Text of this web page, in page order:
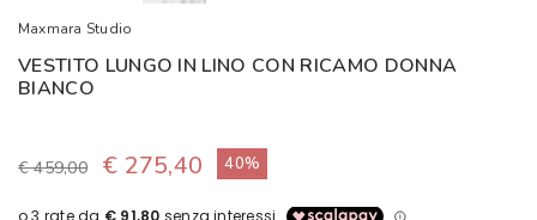
Maxmara Studio
VESTITO LUNGO IN LINO CON RICAMO DONNA
BIANCO
€ 459,00 € 275,40 40%